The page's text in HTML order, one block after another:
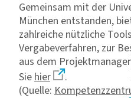
Gemeinsam mit der
München entstanden,
zahlreiche nützliche
Vergabeverfahren, zur
aus dem
Sie hier
.
(Quelle: